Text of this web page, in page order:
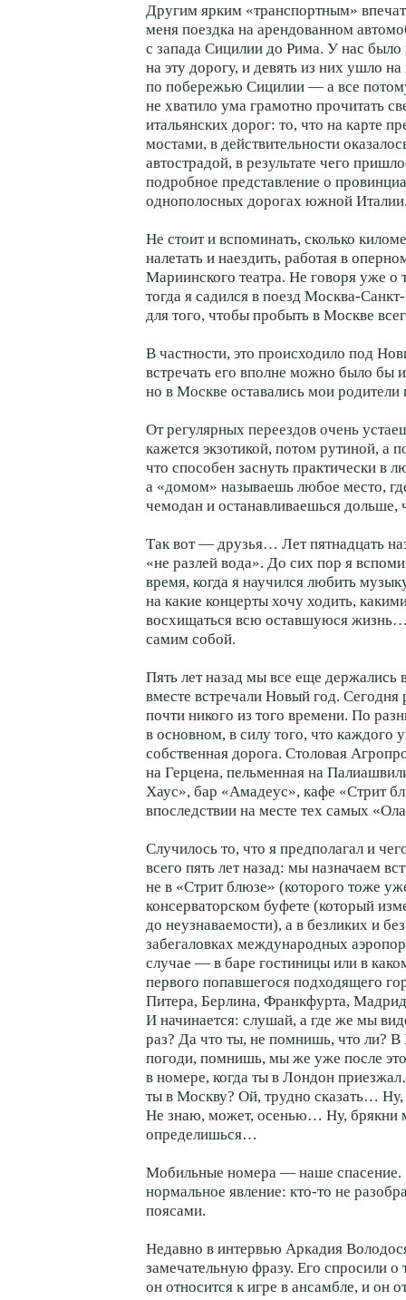
Другим ярким «транспортным»
меня поездка на арендованном
с запада Сицилии до Рима. У нас было
на эту дорогу, и девять из них ушло на
по побережью Сицилии — а все
не хватило ума грамотно прочитать
итальянских дорог: то, что на карте
мостами, в действительности
автострадой, в результате чего
подробное представление о
однополосных дорогах южной
Не стоит и вспоминать, сколько
налетать и наездить, работая в
Мариинского театра. Не говоря уже о
тогда я садился в поезд Москва-
для того, чтобы пробыть в Москве
В частности, это происходило под
встречать его вполне можно было бы
но в Москве оставались мои
От регулярных переездов очень
кажется экзотикой, потом рутиной, а
что способен заснуть практически в
а «домом» называешь любое место,
чемодан и останавливаешься дольше,
Так вот — друзья… Лет пятнадцать
«не разлей вода». До сих пор я
время, когда я научился любить
на какие концерты хочу ходить,
восхищаться всю оставшуюся жизнь…
самим собой.
Пять лет назад мы все еще держались
вместе встречали Новый год.
почти никого из того времени. По
в основном, в силу того, что каждого
собственная дорога. Столовая
на Герцена, пельменная на
Хаус», бар «Амадеус», кафе «Стрит
впоследствии на месте тех самых
Случилось то, что я предполагал и
всего пять лет назад: мы назначаем
не в «Стрит блюзе» (которого тоже
консерваторском буфете (который
до неузнаваемости), а в безликих и
забегаловках международных
случае — в баре гостиницы или в
первого попавшегося подходящего
Питера, Берлина, Франкфурта,
И начинается: слушай, а где же мы
раз? Да что ты, не помнишь, что ли? В
погоди, помнишь, мы же уже после
в номере, когда ты в Лондон
ты в Москву? Ой, трудно сказать… Ну,
Не знаю, может, осенью… Ну, брякни
определишься…
Мобильные номера — наше
нормальное явление: кто-то не
поясами.
Недавно в интервью Аркадия
замечательную фразу. Его спросили о
он относится к игре в ансамбле, и он